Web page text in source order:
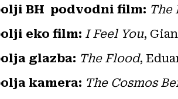
BH podvodni film: The
eko film: I Feel You,
glazba: The Flood,
kamera: The Cosmos